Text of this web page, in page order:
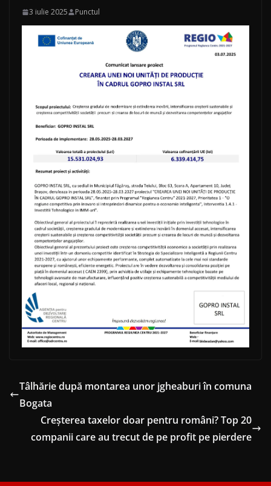
3 iulie 2025 Punctul
Tâlhărie după montarea unor jgheaburi în comuna
Bogata
Creșterea taxelor doar pentru români? Top 20
companii care au trecut de pe profit pe pierdere